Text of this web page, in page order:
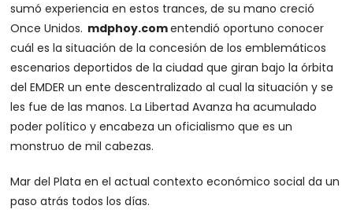
sumó experiencia en estos trances, de su mano creció
Once Unidos. mdphoy.comentendió oportuno conocer
cuál es la situación de la concesión de los emblemáticos
escenarios deportidos de la ciudad que giran bajo la órbita
del EMDER un ente descentralizado al cual la situación y se
les fue de las manos. La Libertad Avanza ha acumulado
poder político y encabeza un oficialismo que es un
monstruo de mil cabezas.
Mar del Plata en el actual contexto económico social da un
paso atrás todos los días.